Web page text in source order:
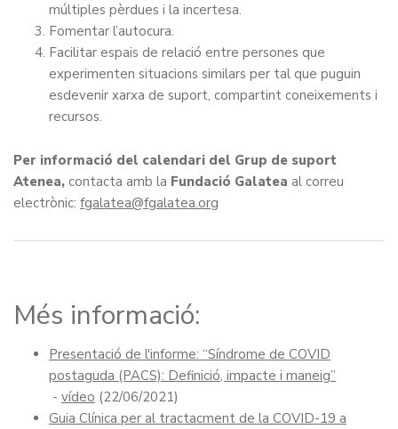
múltiples pèrdues i la incertesa.
Fomentar l’autocura.
Facilitar espais de relació entre persones que
experimenten situacions similars per tal que puguin
esdevenir xarxa de suport, compartint coneixements i
recursos.
Per informació del calendari del Grup de suport
Atenea, contacta amb la Fundació Galatea al correu
electrònic: fgalatea@fgalatea.org
Més informació:
Presentació de l'informe: “Síndrome de COVID
postaguda (PACS): Definició, impacte i maneig”
- vídeo (22/06/2021)
Guia Clínica per al tractacment de la COVID-19 a